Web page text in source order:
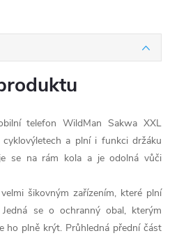
telefon WildMan Sakwa XXL
a plní i funkci držáku
se na rám kola a je odolná vůči
šikovným zařízením, které plní
se o ochranný obal, kterým
ho plně krýt. Průhledná přední část